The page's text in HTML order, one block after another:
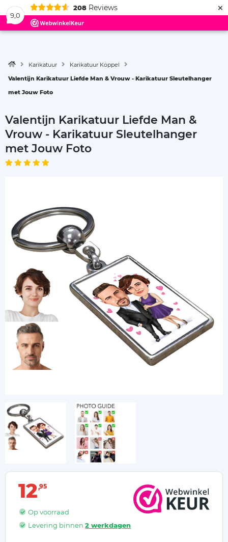
9,0
208 Reviews ×
Menu
Karikatuur
Karikatuur Koppel
Valentijn Karikatuur Liefde Man & Vrouw - Karikatuur Sleutelhanger
met Jouw Foto
Valentijn Karikatuur Liefde Man &
Vrouw - Karikatuur Sleutelhanger
met Jouw Foto
12 95
Op voorraad
Levering binnen2 werkdagen